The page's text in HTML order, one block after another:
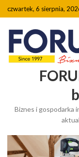
czwartek, 6 sierpnia,
Biznes i gospodarka